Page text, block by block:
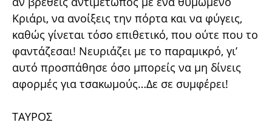
Κριάρι, να ανοίξεις την πόρτα και να φύγεις,
καθώς γίνεται τόσο επιθετικό, που ούτε που το
φαντάζεσαι! Νευριάζει με το παραμικρό, γι’
αυτό προσπάθησε όσο μπορείς να μη δίνεις
αφορμές για τσακωμούς…Δε σε συμφέρει!
ΤΑΥΡΟΣ